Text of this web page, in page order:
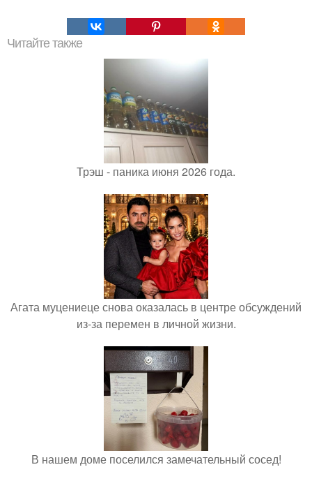
Читайте также
Трэш - паника июня 2026 года.
Агата муцениеце снова оказалась в центре обсуждений
из-за перемен в личной жизни.
В нашем доме поселился замечательный сосед!